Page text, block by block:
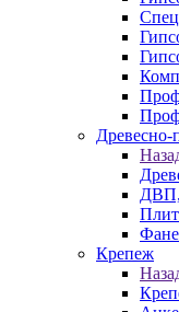
Крепеж